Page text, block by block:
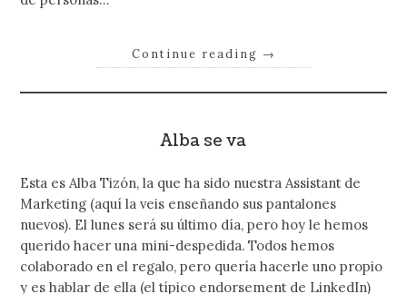
Continue reading →
Alba se va
Esta es Alba Tizón, la que ha sido nuestra Assistant de
Marketing (aquí la veis enseñando sus pantalones
nuevos). El lunes será su último día, pero hoy le hemos
querido hacer una mini-despedida. Todos hemos
colaborado en el regalo, pero quería hacerle uno propio
y es hablar de ella (el típico endorsement de LinkedIn)